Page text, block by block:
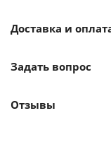
растений в
Доставка и
Задать вопрос
Отзывы